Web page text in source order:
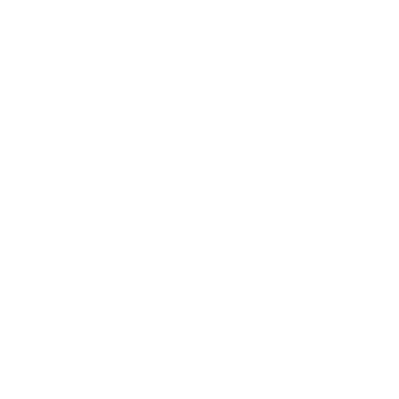
了承ください。
き作成されるも
をご了承くださ
です。
ありません。
です。
ず変更すること
1000ppm以下、
) : 1000ppm、
、
可)を取得する
これらの製造装
通知します。
ムロン制御